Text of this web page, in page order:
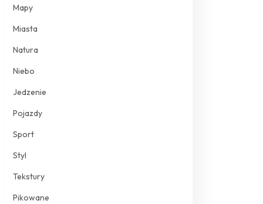
Mapy
Miasta
Natura
Niebo
Jedzenie
Pojazdy
Sport
Styl
Tekstury
Pikowane